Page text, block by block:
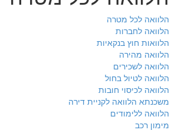
הלוואה לכל מטרה
הלוואה לחברות
הלוואות חוץ בנקאיות
הלוואה מהירה
הלוואה לשכירים
הלוואה לטיול בחול
הלוואה לכיסוי חובות
משכנתא הלוואה לקניית דירה
הלוואה ללימודים
מימון רכב